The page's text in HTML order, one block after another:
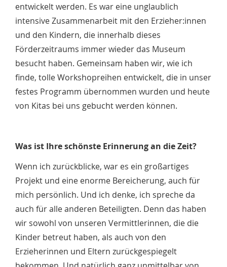
entwickelt werden. Es war eine unglaublich
intensive Zusammenarbeit mit den Erzieher:innen
und den Kindern, die innerhalb dieses
Förderzeitraums immer wieder das Museum
besucht haben. Gemeinsam haben wir, wie ich
finde, tolle Workshopreihen entwickelt, die in unser
festes Programm übernommen wurden und heute
von Kitas bei uns gebucht werden können.
Was ist Ihre schönste Erinnerung an die Zeit?
Wenn ich zurückblicke, war es ein großartiges
Projekt und eine enorme Bereicherung, auch für
mich persönlich. Und ich denke, ich spreche da
auch für alle anderen Beteiligten. Denn das haben
wir sowohl von unseren Vermittlerinnen, die die
Kinder betreut haben, als auch von den
Erzieherinnen und Eltern zurückgespiegelt